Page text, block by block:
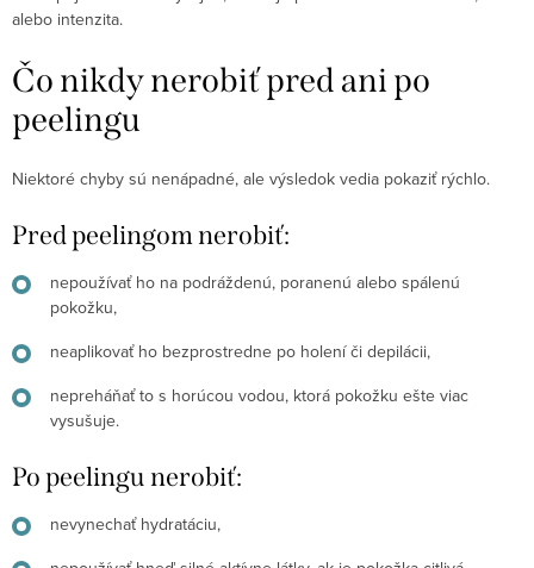
alebo intenzita.
Čo nikdy nerobiť pred ani po
peelingu
Niektoré chyby sú nenápadné, ale výsledok vedia pokaziť rýchlo.
Pred peelingom nerobiť:
nepoužívať ho na podráždenú, poranenú alebo spálenú
pokožku,
neaplikovať ho bezprostredne po holení či depilácii,
nepreháňať to s horúcou vodou, ktorá pokožku ešte viac
vysušuje.
Po peelingu nerobiť:
nevynechať hydratáciu,